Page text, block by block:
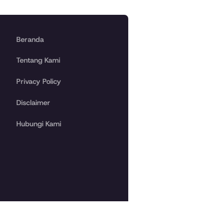
Beranda
Tentang Kami
Privacy Policy
Disclaimer
Hubungi Kami